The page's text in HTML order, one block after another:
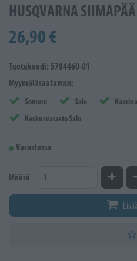
HUSQVARNA
26,90 €
Tuotekoodi: 5784460-01
Myymäläsaatavuus:
Somero Salo Kaarina
Keskusvarasto Salo
Varastossa
Määrä Kasvata